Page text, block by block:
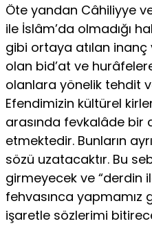
Öte yandan Câhiliyye
ile İslâm’da olmadığı
gibi ortaya atılan
olan bid’at ve
olanlara yönelik tehdit
Efendimizin kültürel
arasında fevkalâde bir
etmektedir. Bunların
sözü uzatacak­tır. Bu
girmeyecek ve “derdin
fehvasınca yapmamız
işaretle sözlerimi